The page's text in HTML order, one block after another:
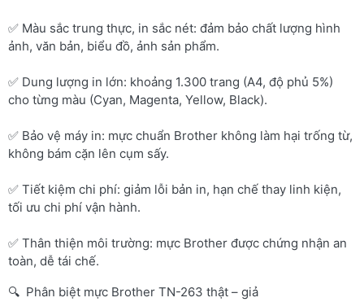
✅ Màu sắc trung thực, in sắc nét: đảm bảo chất lượng hình
ảnh, văn bản, biểu đồ, ảnh sản phẩm.
✅ Dung lượng in lớn: khoảng 1.300 trang (A4, độ phủ 5%)
cho từng màu (Cyan, Magenta, Yellow, Black).
✅ Bảo vệ máy in: mực chuẩn Brother không làm hại trống từ,
không bám cặn lên cụm sấy.
✅ Tiết kiệm chi phí: giảm lỗi bản in, hạn chế thay linh kiện,
tối ưu chi phí vận hành.
✅ Thân thiện môi trường: mực Brother được chứng nhận an
toàn, dễ tái chế.
🔍 Phân biệt mực Brother TN-263 thật – giả